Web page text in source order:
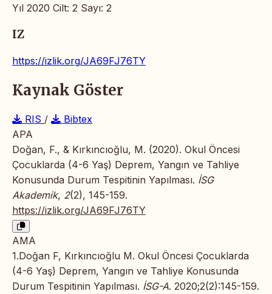
Yıl 2020 Cilt: 2 Sayı: 2
IZ
https://izlik.org/JA69FJ76TY
Kaynak Göster
RIS /
Bibtex
APA
Doğan, F., & Kırkıncıoğlu, M. (2020). Okul Öncesi
Çocuklarda (4-6 Yaş) Deprem, Yangın ve Tahliye
Konusunda Durum Tespitinin Yapılması. İSG
Akademik, 2(2), 145-159.
https://izlik.org/JA69FJ76TY
AMA
1.Doğan F, Kırkıncıoğlu M. Okul Öncesi Çocuklarda
(4-6 Yaş) Deprem, Yangın ve Tahliye Konusunda
Durum Tespitinin Yapılması. İSG-A. 2020;2(2):145-159.